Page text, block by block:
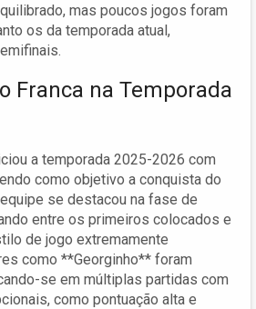
mas poucos jogos foram
os da temporada atual,
Franca na Temporada
a temporada 2025-2026 com
como objetivo a conquista do
se destacou na fase de
entre os primeiros colocados e
de jogo extremamente
como **Georginho** foram
se em múltiplas partidas com
como pontuação alta e